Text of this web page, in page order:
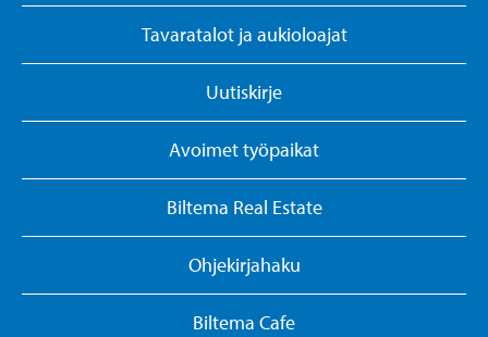
Tavaratalot ja aukioloajat
Uutiskirje
Avoimet työpaikat
Biltema Real Estate
Ohjekirjahaku
Biltema Cafe